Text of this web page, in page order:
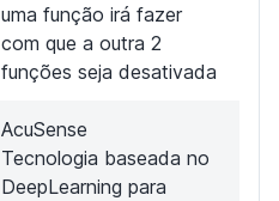
uma função irá fazer
com que a outra 2
funções seja desativada
AcuSense
Tecnologia baseada no
DeepLearning para